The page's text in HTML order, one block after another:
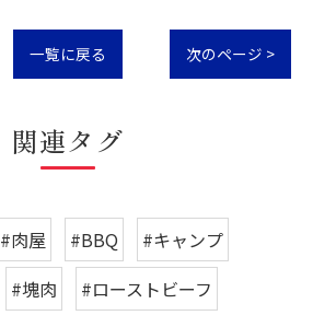
一覧に戻る 次のページ >
関連タグ
#肉屋 #BBQ
#キャンプ
#塊肉 #ローストビーフ